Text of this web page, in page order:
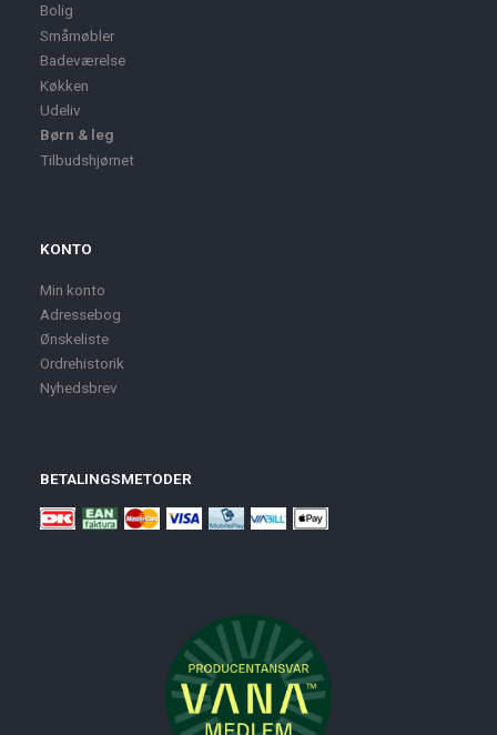
Bolig
Småmøbler
Badeværelse
Køkken
Udeliv
Børn & leg
Tilbudshjørnet
KONTO
Min konto
Adressebog
Ønskeliste
Ordrehistorik
Nyhedsbrev
BETALINGSMETODER